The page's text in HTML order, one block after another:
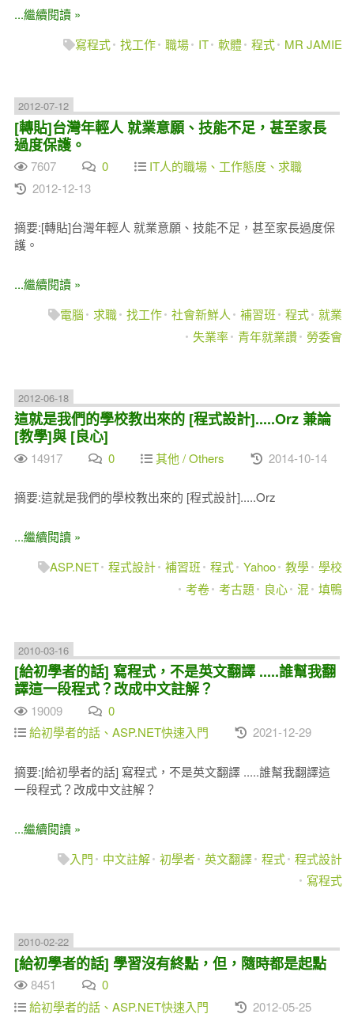
...繼續閱讀 »
寫程式 找工作 職場 IT 軟體 程式 MR JAMIE
2012-07-12
[轉貼]台灣年輕人 就業意願、技能不足，甚至家長
過度保護。
7607 0
IT人的職場、工作態度、求職
2012-12-13
摘要:[轉貼]台灣年輕人 就業意願、技能不足，甚至家長過度保
護。
...繼續閱讀 »
電腦
求職 找工作 社會新鮮人 補習班 程式 就業
失業率 青年就業讚 勞委會
2012-06-18
這就是我們的學校教出來的 [程式設計].....Orz 兼論
[教學]與 [良心]
14917 0 其他 / Others 2014-10-14
摘要:這就是我們的學校教出來的 [程式設計].....Orz
...繼續閱讀 »
ASP.NET 程式設計 補習班 程式 Yahoo 教學 學校
考卷 考古題 良心 混 填鴨
2010-03-16
[給初學者的話] 寫程式，不是英文翻譯 .....誰幫我翻
譯這一段程式？改成中文註解？
19009
0
給初學者的話、ASP.NET快速入門
2021-12-29
摘要:[給初學者的話] 寫程式，不是英文翻譯 .....誰幫我翻譯這
一段程式？改成中文註解？
...繼續閱讀 »
入門
中文註解 初學者 英文翻譯 程式 程式設計
寫程式
2010-02-22
[給初學者的話] 學習沒有終點，但，隨時都是起點
8451
0
給初學者的話、ASP.NET快速入門
2012-05-25